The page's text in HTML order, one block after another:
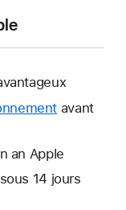
avant
an Apple
Une
sous 14 jours